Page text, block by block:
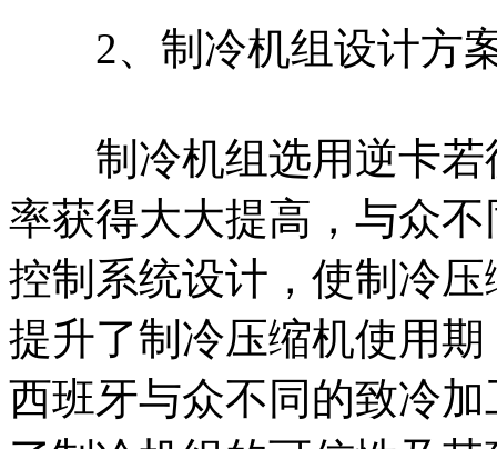
2、制冷机组设计方
制冷机组选用逆卡若
率获得大大提高，与众
控制系统设计，使制冷
提升了制冷压缩机使用
西班牙与众不同的致冷